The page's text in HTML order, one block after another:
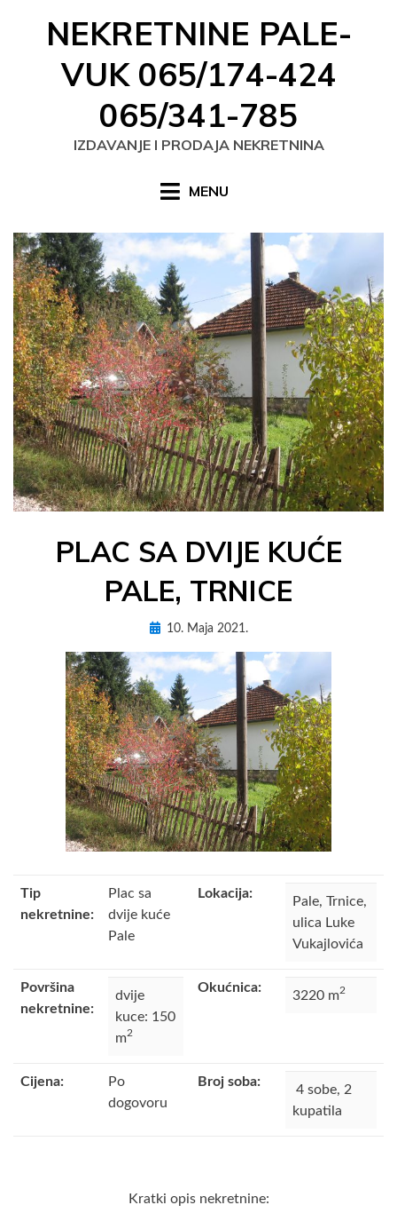
NEKRETNINE PALE-
VUK 065/174-424
065/341-785
IZDAVANJE I PRODAJA NEKRETNINA
MENU
PLAC SA DVIJE KUĆE
PALE, TRNICE
byAdM3Es
Posted10. Maja 2021.
Tip
nekretnine:
Plac sa
dvije kuće
Pale
Lokacija:
Pale, Trnice,
ulica Luke
Vukajlovića
Površina
nekretnine:
dvije
kuce: 150
m2
Okućnica:
3220 m2
Cijena:
Po
dogovoru
Broj soba:
4 sobe, 2
kupatila
Kratki opis nekretnine: